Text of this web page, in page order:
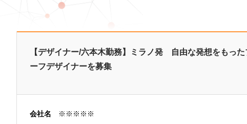
【デザイナー/六本木勤務】ミラノ発 自由な発想をもっ
ーフデザイナーを募集
会社名 ※※※※※